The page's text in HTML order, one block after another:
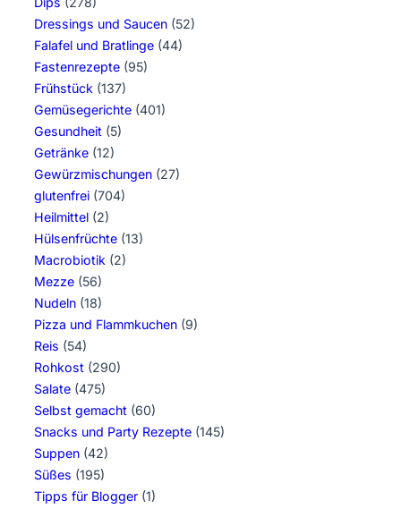
Dressings und Saucen (52)
Falafel und Bratlinge (44)
Fastenrezepte (95)
Frühstück (137)
Gemüsegerichte (401)
Gesundheit (5)
Getränke (12)
Gewürzmischungen (27)
glutenfrei (704)
Heilmittel (2)
Hülsenfrüchte (13)
Macrobiotik (2)
Mezze (56)
Nudeln (18)
Pizza und Flammkuchen (9)
Reis (54)
Rohkost (290)
Salate (475)
Selbst gemacht (60)
Snacks und Party Rezepte (145)
Suppen (42)
Süßes (195)
Tipps für Blogger (1)